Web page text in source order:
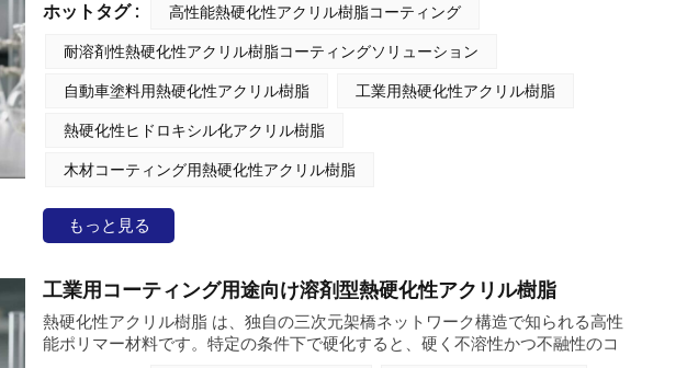
成し、低表面エネルギープラスチックを改質して濡れ性を向上させ、木材繊維
に浸透して湿度の変化によるひび割れを防ぎ、 ガラスの水酸基を有し、摩擦に
強い接着性を発揮します。溶剤系添加剤として、コーティングシステムとよく
混ざり合い、緻密な膜を形成します。自動車（車体、バンパー）、工業（機
械、パイプライン）、装飾（家具、建築用ガラス）用途において、過酷な環境
下でも耐久性のある接着性を確保します。道路の塩分、酸塩基腐食、極端な温
ホットタグ :
高性能熱硬化性アクリル樹脂コーティング
耐溶剤性熱硬化性アクリル樹脂コーティングソリューション
自動車塗料用熱硬化性アクリル樹脂
工業用熱硬化性アクリル樹脂
熱硬化性ヒドロキシル化アクリル樹脂
木材コーティング用熱硬化性アクリル樹脂
もっと見る
工業用コーティング用途向け溶剤型熱硬化性アクリル樹脂
熱硬化性アクリル樹脂 は、独自の三次元架橋ネットワーク構造で知られる高性
能ポリマー材料です。特定の条件下で硬化すると、硬く不溶性かつ不融性のコ